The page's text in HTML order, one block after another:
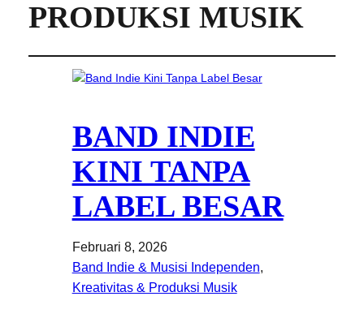
PRODUKSI MUSIK
BAND INDIE
KINI TANPA
LABEL BESAR
Februari 8, 2026
Band Indie & Musisi Independen
Kreativitas & Produksi Musik